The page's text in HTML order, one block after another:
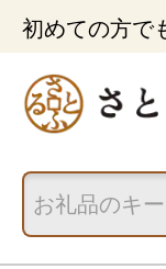
初めての方で